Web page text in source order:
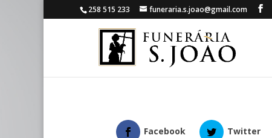
258 515 233 funeraria.s.joao@gmail.com
Facebook Twitter